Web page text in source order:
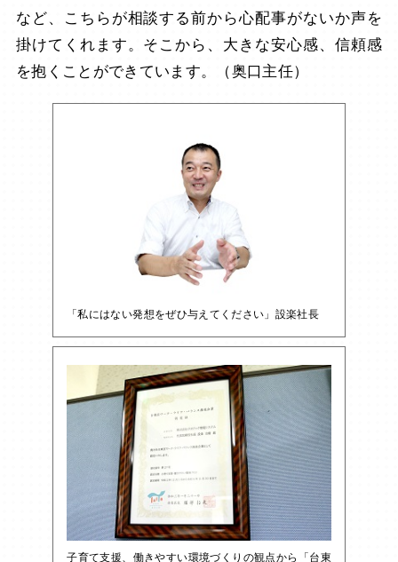
など、こちらが相談する前から心配事がないか声を
掛けてくれます。そこから、大きな安心感、信頼感
を抱くことができています。（奥口主任）
「私にはない発想をぜひ与えてください」設楽社長
子育て支援、働きやすい環境づくりの観点から「台東